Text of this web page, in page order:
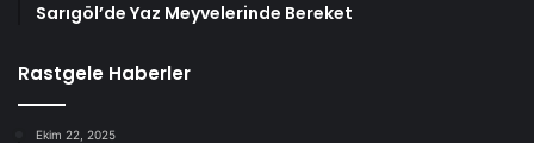
Sarıgöl’de Yaz Meyvelerinde Bereket
Rastgele Haberler
Ekim 22, 2025